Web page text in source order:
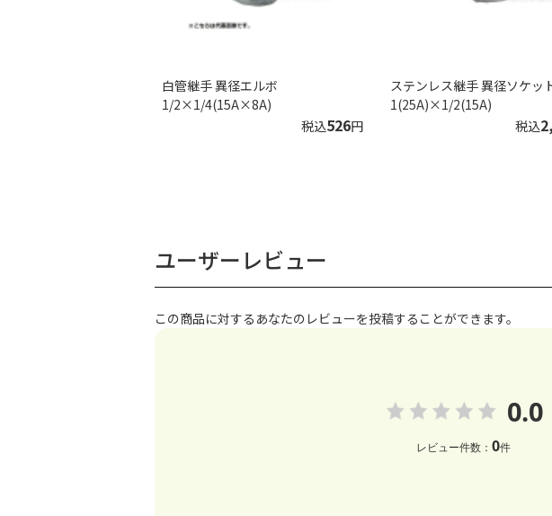
白管継手 異径エルボ
1/2×1/4(15A×8A)
税込526円
ステンレス継手 異径ソケッ
1(25A)×1/2(15A)
税込
ユーザーレビュー
この商品に対するあなたのレビューを投稿することができます。
0.0
レビュー件数： 0件